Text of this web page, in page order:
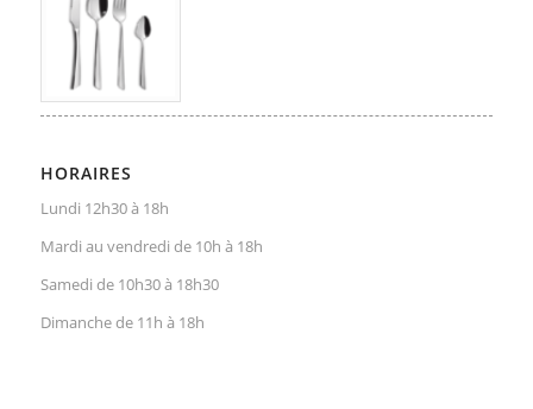
HORAIRES
Lundi 12h30 à 18h
Mardi au vendredi de 10h à 18h
Samedi de 10h30 à 18h30
Dimanche de 11h à 18h